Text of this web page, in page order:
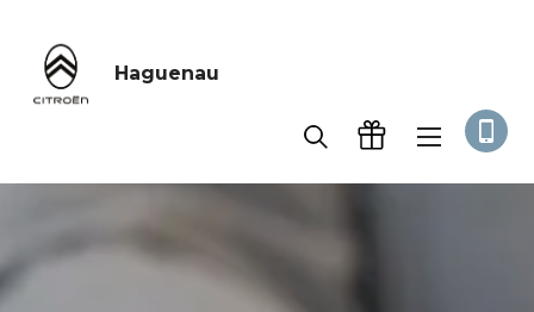
Haguenau
Accueil